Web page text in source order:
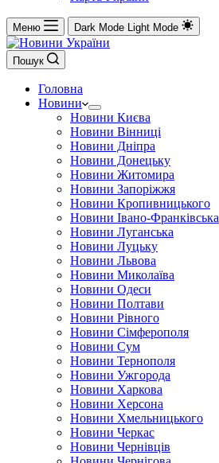
Меню Dark Mode Light Mode
Пошук
Головна
Новини
Новини Києва
Новини Вінниці
Новини Дніпра
Новини Донецьку
Новини Житомира
Новини Запоріжжя
Новини Кропивницького
Новини Івано-Франківська
Новини Луганська
Новини Луцьку
Новини Львова
Новини Миколаїва
Новини Одеси
Новини Полтави
Новини Рівного
Новини Сімферополя
Новини Сум
Новини Тернополя
Новини Ужгорода
Новини Харкова
Новини Херсона
Новини Хмельницького
Новини Черкас
Новини Чернівців